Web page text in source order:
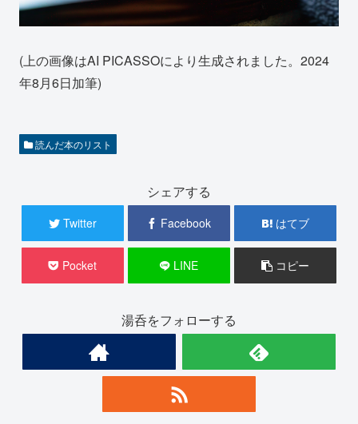
(上の画像はAI PICASSOにより生成されました。2024
年8月6日加筆)
読んだ本のリスト
シェアする
Twitter Facebook はてブ
Pocket LINE コピー
湯呑をフォローする